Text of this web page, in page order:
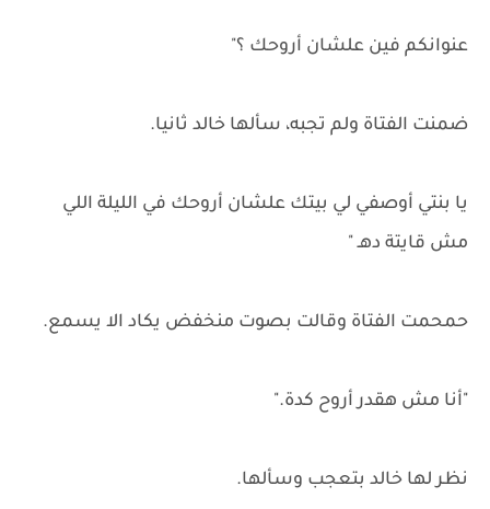
عنوانكم فين علشان أروحك ؟"
ضمنت الفتاة ولم تجبه، سألها خالد ثانيا.
يا بنتي أوصفي لي بيتك علشان أروحك في الليلة اللي
مش قايتة دهـ "
حمحمت الفتاة وقالت بصوت منخفض يكاد الا يسمع.
"أنا مش هقدر أروح كدة."
نظر لها خالد بتعجب وسألها.